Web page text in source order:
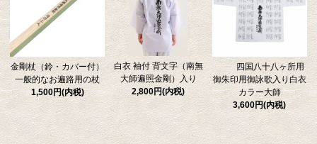
金剛杖（鈴・カバー付）
一般的なお遍路用の杖
1,500円(内税)
白衣 袖付 背文字（南無
大師遍照金剛）入り
2,800円(内税)
四国八十八ヶ所用
御朱印用御詠歌入り白衣
カラー大師
3,600円(内税)